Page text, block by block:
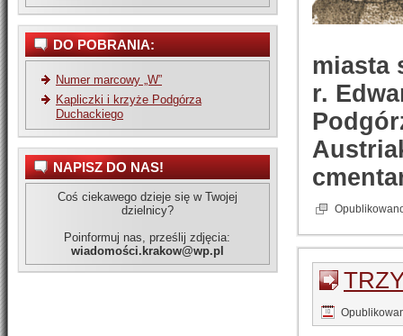
DO POBRANIA:
Numer marcowy „W”
Kapliczki i krzyże Podgórza
Duchackiego
NAPISZ DO NAS!
Coś ciekawego dzieje się w Twojej
dzielnicy?
Poinformuj nas, prześlij zdjęcia:
wiadomości.krakow@wp.pl
miasta
r.